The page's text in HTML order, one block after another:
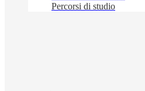
Percorsi di studio